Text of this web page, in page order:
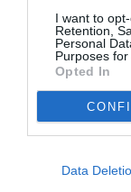
I want to
Retention,
Personal
Purposes for
Opted In
Data
Delta a fait de
client avec sa
La nouvelle
retrouve aussi
Les écrans télé